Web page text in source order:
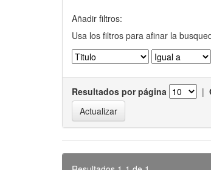
Añadir filtros:
Usa los filtros para afinar la
Resultados por página |